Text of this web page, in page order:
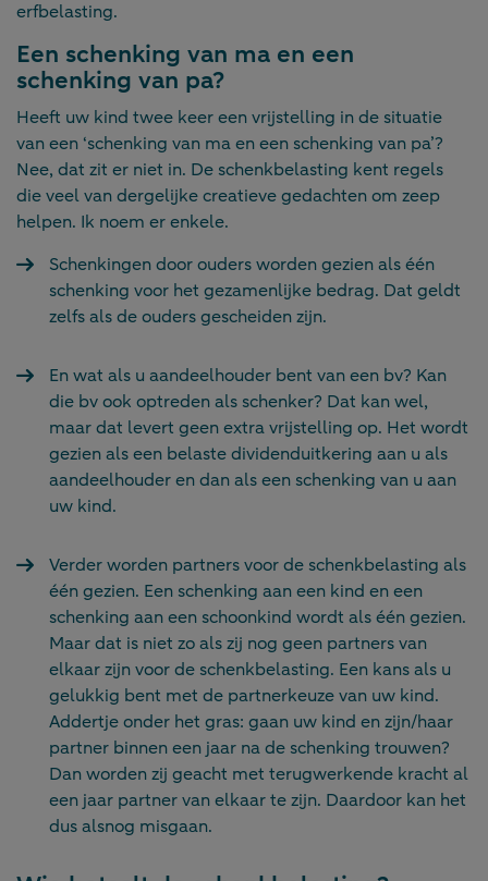
erfbelasting.
Een schenking van ma en een
schenking van pa?
Heeft uw kind twee keer een vrijstelling in de situatie
van een ‘schenking van ma en een schenking van pa’?
Nee, dat zit er niet in. De schenkbelasting kent regels
die veel van dergelijke creatieve gedachten om zeep
helpen. Ik noem er enkele.
Schenkingen door ouders worden gezien als één
schenking voor het gezamenlijke bedrag. Dat geldt
zelfs als de ouders gescheiden zijn.
En wat als u aandeelhouder bent van een bv? Kan
die bv ook optreden als schenker? Dat kan wel,
maar dat levert geen extra vrijstelling op. Het wordt
gezien als een belaste dividenduitkering aan u als
aandeelhouder en dan als een schenking van u aan
uw kind.
Verder worden partners voor de schenkbelasting als
één gezien. Een schenking aan een kind en een
schenking aan een schoonkind wordt als één gezien.
Maar dat is niet zo als zij nog geen partners van
elkaar zijn voor de schenkbelasting. Een kans als u
gelukkig bent met de partnerkeuze van uw kind.
Addertje onder het gras: gaan uw kind en zijn/haar
partner binnen een jaar na de schenking trouwen?
Dan worden zij geacht met terugwerkende kracht al
een jaar partner van elkaar te zijn. Daardoor kan het
dus alsnog misgaan.